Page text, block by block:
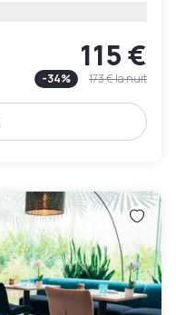
115 €
-34% 173 €la nuit